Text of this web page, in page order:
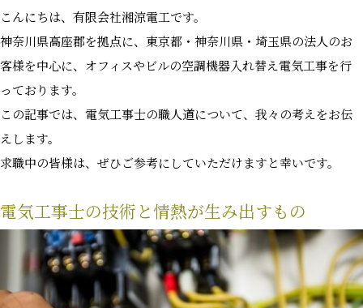
こんにちは、有限会社湘涼電工です。
神奈川県高座郡を拠点に、東京都・神奈川県・埼玉県の法人のお
客様を中心に、オフィスやビルの空調機器入れ替え電気工事を行
っております。
この記事では、電気工事士の職人道について、我々の考えをお伝
えします。
求職中の皆様は、ぜひご参考にしていただけますと幸いです。
電気工事士の技術と情熱が生み出すもの